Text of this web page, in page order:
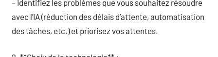
– Identifiez les problèmes que vous souhaitez résoudre
avec l’IA (réduction des délais d’attente, automatisation
des tâches, etc.) et priorisez vos attentes.